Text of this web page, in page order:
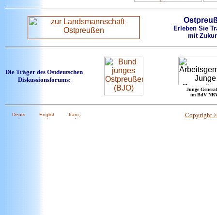
Erleben Sie
mit
Die Träger des Ostdeutschen
Diskussionsforums:
Junge
im BdV
Copyright